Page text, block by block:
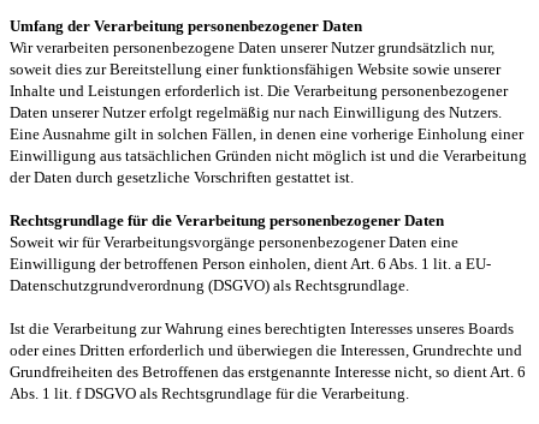
Umfang der Verarbeitung personenbezogener Daten
Wir verarbeiten personenbezogene Daten unserer Nutzer grundsätzlich nur,
soweit dies zur Bereitstellung einer funktionsfähigen Website sowie unserer
Inhalte und Leistungen erforderlich ist. Die Verarbeitung personenbezogener
Daten unserer Nutzer erfolgt regelmäßig nur nach Einwilligung des Nutzers.
Eine Ausnahme gilt in solchen Fällen, in denen eine vorherige Einholung einer
Einwilligung aus tatsächlichen Gründen nicht möglich ist und die Verarbeitung
der Daten durch gesetzliche Vorschriften gestattet ist.
Rechtsgrundlage für die Verarbeitung personenbezogener Daten
Soweit wir für Verarbeitungsvorgänge personenbezogener Daten eine
Einwilligung der betroffenen Person einholen, dient Art. 6 Abs. 1 lit. a EU-
Datenschutzgrundverordnung (DSGVO) als Rechtsgrundlage.
Ist die Verarbeitung zur Wahrung eines berechtigten Interesses unseres Boards
oder eines Dritten erforderlich und überwiegen die Interessen, Grundrechte und
Grundfreiheiten des Betroffenen das erstgenannte Interesse nicht, so dient Art. 6
Abs. 1 lit. f DSGVO als Rechtsgrundlage für die Verarbeitung.